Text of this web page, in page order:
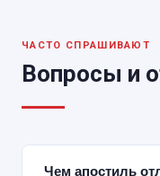
ЧАСТО СПРАШИВАЮТ
Вопросы и
Чем апостиль